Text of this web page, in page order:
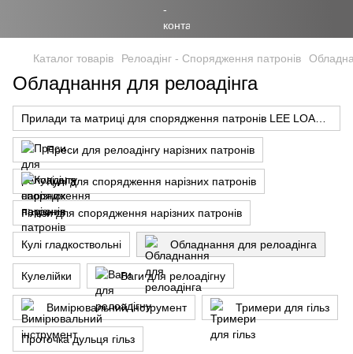
Каталог товарів Релоадінг - Спорядження патронів
Обладнання для релоадінга
Преси для релоадінгу нарізних патронів
Кулі для спорядження нарізних патронів
Гільзи для спорядження нарізних патронів
Кулі гладкоствольні Обладнання для релоадінга
Кулелійки Ваги для релоадігну
Вимірювальний інструмент Тримери для гільз
Проточка дульця гільз